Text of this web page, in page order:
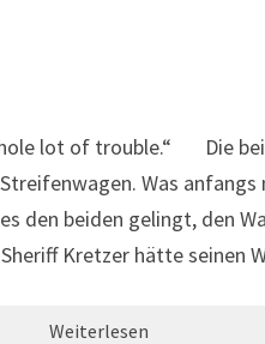
lot of trouble.“ Die
Was
den beiden gelingt, den
Kretzer hätte
Weiterlesen